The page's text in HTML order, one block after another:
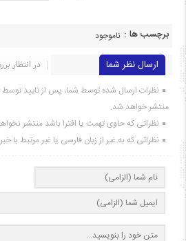
برچسب ها : ناموجود
ارسال نظر شما
در انتظار
نظرات ارسال شده توسط شما، پس از تایید
منتشر خواهد شد.
نظراتی که حاوی تهمت یا افترا باشد منتشر
نظراتی که به غیر از زبان فارسی یا غیر مرتبط با